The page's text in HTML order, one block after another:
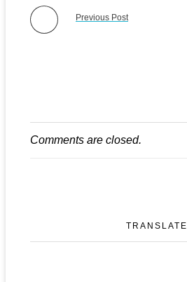
Previous Post
Comments are closed.
TRANSLATE